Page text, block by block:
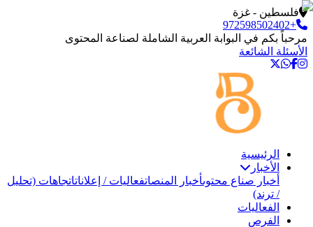
فلسطين - غزة
+972598502402
مرحباً بكم في البوابة العربية الشاملة لصناعة المحتوى
الأسئلة الشائعة
الرئيسية
الأخبار
أخبار صناع محتوىأخبار المنصاتفعاليات / إعلاناتاتجاهات (تحليل
/ ترند)
الفعاليات
الفرص